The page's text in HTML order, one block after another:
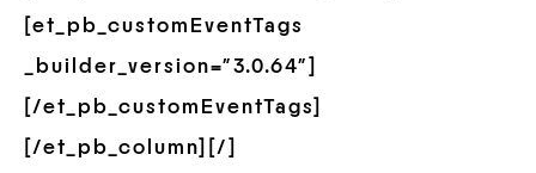
[et_pb_customEventTags
_builder_version=”3.0.64″]
[/et_pb_customEventTags]
[/et_pb_column][/]